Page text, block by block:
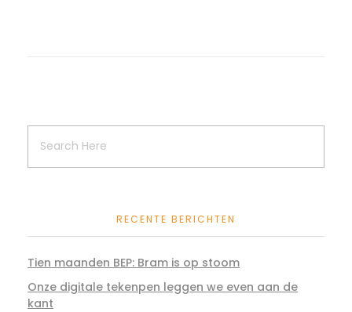
RECENTE BERICHTEN
Tien maanden BEP: Bram is op stoom
Onze digitale tekenpen leggen we even aan de
kant